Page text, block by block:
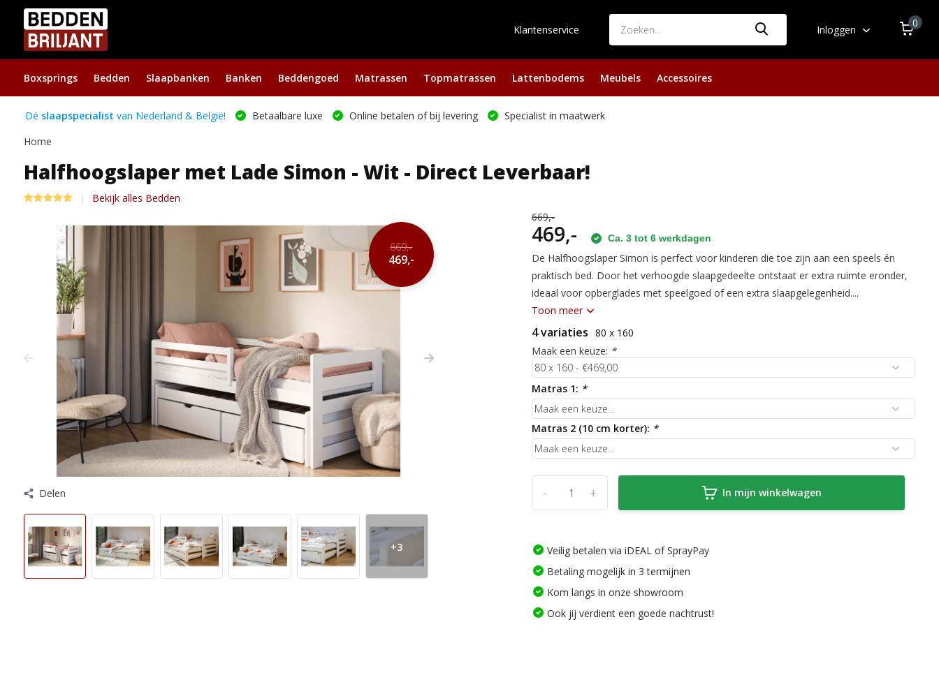
Klantenservice Inloggen
0
Boxsprings Bedden Slaapbanken Banken Beddengoed Matrassen Topmatrassen Lattenbodems Meubels Accessoires
Dé slaapspecialist van Nederland & België! Betaalbare luxe Online betalen of bij levering
Specialist in maatwerk
Home
Halfhoogslaper met Lade Simon - Wit - Direct Leverbaar!
Bekijk alles Bedden
669,-
469,-
Delen
+3
669,-
469,- Ca. 3 tot 6 werkdagen
De Halfhoogslaper Simon is perfect voor kinderen die toe zijn aan een speels én
praktisch bed. Door het verhoogde slaapgedeelte ontstaat er extra ruimte eronder,
ideaal voor opberglades met speelgoed of een extra slaapgelegenheid....
Toon meer
4 variaties 80 x 160
Maak een keuze: *
Matras 1: *
Matras 2 (10 cm korter): *
+
- In mijn winkelwagen
Veilig betalen via iDEAL of SprayPay
Betaling mogelijk in 3 termijnen
Kom langs in onze showroom
Ook jij verdient een goede nachtrust!